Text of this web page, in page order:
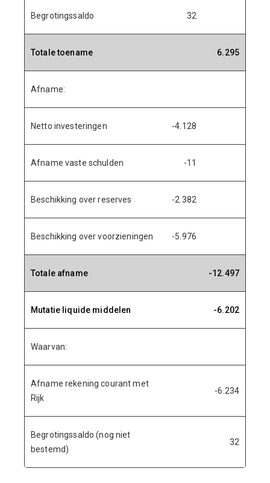
Begrotingssaldo 32
Totale toename 6.295
Afname:
Netto investeringen -4.128
Afname vaste schulden -11
Beschikking over reserves -2.382
Beschikking over voorzieningen -5.976
Totale afname -12.497
Mutatie liquide middelen -6.202
Waarvan:
Afname rekening courant met
Rijk
-6.234
Begrotingssaldo (nog niet
bestemd)
32